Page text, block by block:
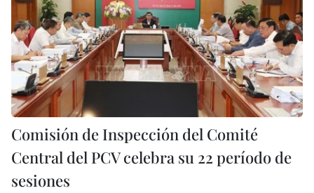
Comisión de Inspección del Comité
Central del PCV celebra su 22 período de
sesiones